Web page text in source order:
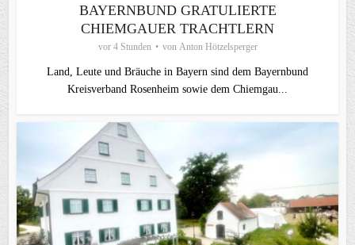
BAYERNBUND GRATULIERTE
CHIEMGAUER TRACHTLERN
vor 4 Stunden von Anton Hötzelsperger
Land, Leute und Bräuche in Bayern sind dem Bayernbund
Kreisverband Rosenheim sowie dem Chiemgau...